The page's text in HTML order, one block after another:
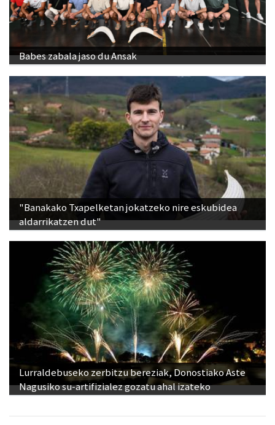
Babes zabala jaso du Ansak
"Banakako Txapelketan jokatzeko nire eskubidea
aldarrikatzen dut"
Lurraldebuseko zerbitzu bereziak, Donostiako Aste
Nagusiko su-artifizialez gozatu ahal izateko